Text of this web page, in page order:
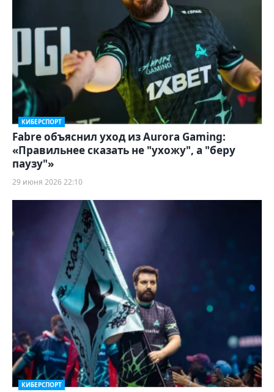
КИБЕРСПОРТ
Fabre объяснил уход из Aurora Gaming:
«Правильнее сказать не "ухожу", а "беру
паузу"»
29 июня 2026 22:10
КИБЕРСПОРТ